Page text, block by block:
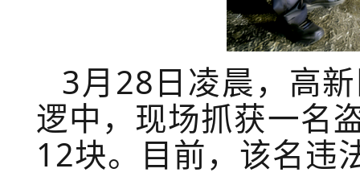
3月28日凌晨，高
逻中，现场抓获一名
12块。目前，该名违